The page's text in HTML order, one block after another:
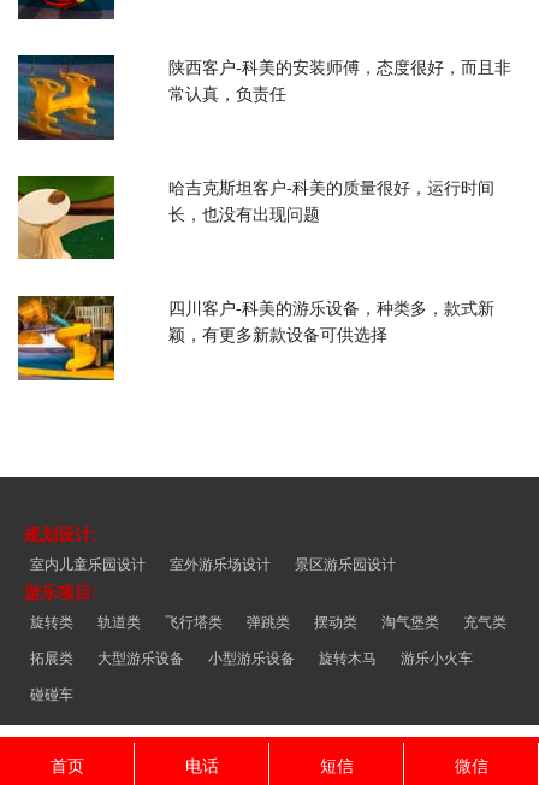
陕西客户-科美的安装师傅，态度很好，而且非
常认真，负责任
哈吉克斯坦客户-科美的质量很好，运行时间
长，也没有出现问题
四川客户-科美的游乐设备，种类多，款式新
颖，有更多新款设备可供选择
规划设计:
室内儿童乐园设计 室外游乐场设计 景区游乐园设计
游乐项目:
旋转类 轨道类 飞行塔类 弹跳类 摆动类 淘气堡类 充气类
拓展类 大型游乐设备 小型游乐设备 旋转木马 游乐小火车
碰碰车
首页 电话 短信 微信